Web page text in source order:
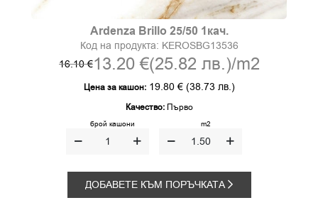
Ardenza Brillo 25/50 1кач.
Код на продукта: KEROSBG13536
16.10 €13.20 €(25.82 лв.)/m2
Цена за кашон: 19.80 € (38.73 лв.)
Качество:Първо
брой кашони m2
ДОБАВЕТЕ КЪМ ПОРЪЧКАТА